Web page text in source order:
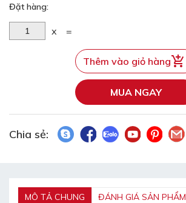
Đặt hàng:
x =
Thêm vào giỏ hàng
MUA NGAY
Chia sẻ:
MÔ TẢ CHUNG ĐÁNH GIÁ SẢN PHẨM